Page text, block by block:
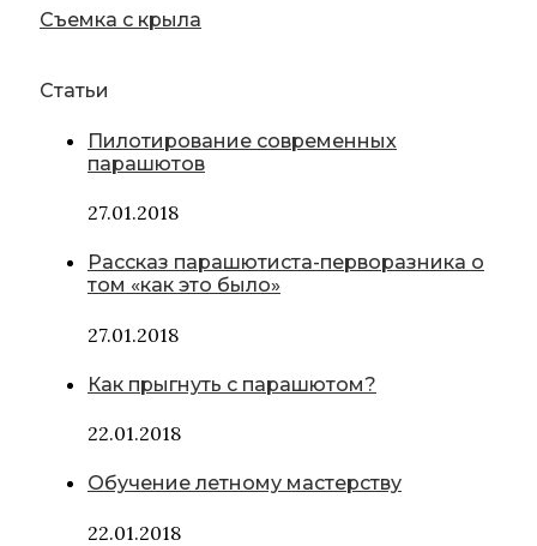
Съемка с крыла
Статьи
Пилотирование современных
парашютов
27.01.2018
Рассказ парашютиста-перворазника о
том «как это было»
27.01.2018
Как прыгнуть с парашютом?
22.01.2018
Обучение летному мастерству
22.01.2018